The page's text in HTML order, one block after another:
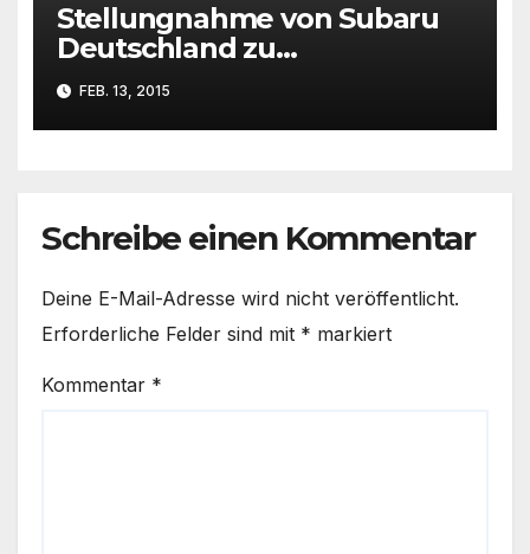
Stellungnahme von Subaru
Deutschland zu
Rückrufquoten
FEB. 13, 2015
Schreibe einen Kommentar
Deine E-Mail-Adresse wird nicht veröffentlicht.
Erforderliche Felder sind mit * markiert
Kommentar *